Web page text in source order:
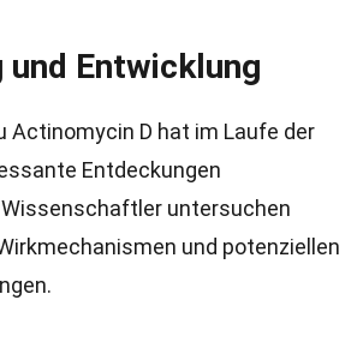
und Entwicklung
Actinomycin D hat im Laufe der
Entdeckungen
untersuchen
und potenziellen